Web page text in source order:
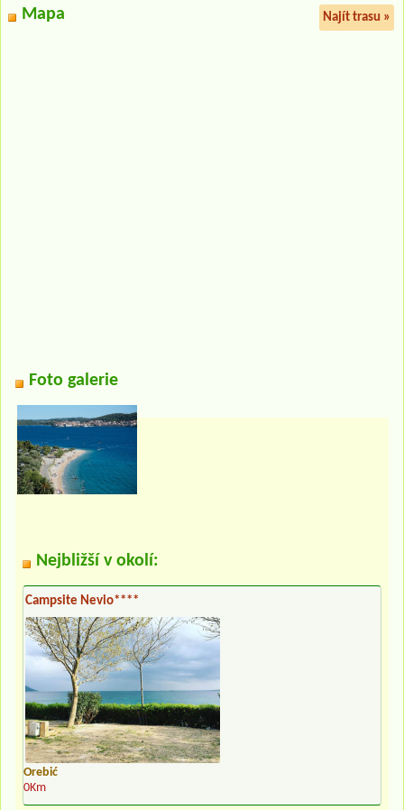
Mapa Najít trasu »
Foto galerie
Nejbližší v okolí:
Campsite Nevio****
Orebić
0Km